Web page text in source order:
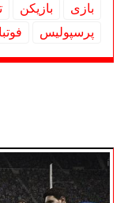
بازی بازیكن
پرسپولیس